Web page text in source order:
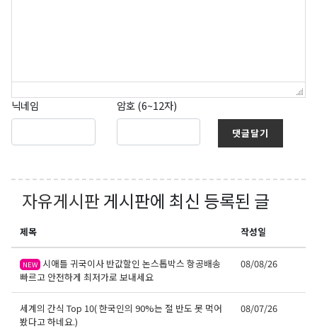
닉네임 암호 (6~12자)
댓글달기
자유게시판게시판에 최신 등록된 글
제목 작성일
NEW 시애틀 귀국이사 반값할인 논스톱박스 항공배송
빠르고 안전하게 최저가로 보내세요
08/08/26
세계의 간식 Top 10( 한국인의 90%는 절 반도 못 먹어
봤다고 하네요.)
08/07/26